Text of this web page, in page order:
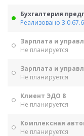
Бухгалтерия
Реализовано
Зарплата и
Не планируется
Зарплата и
Не планируется
Клиент ЭДО 8
Не планируется
Комплексная
Не планируется